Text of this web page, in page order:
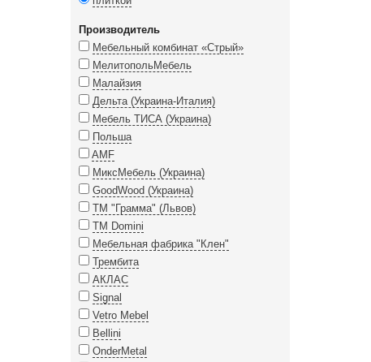
Производитель
Мебельный комбинат «Стрый»
МелитопольМебель
Малайзия
Дельта (Украина-Италия)
Мебель ТИСА (Украина)
Польша
AMF
МиксМебель (Украина)
GoodWood (Украина)
ТМ "Грамма" (Львов)
TM Domini
Мебельная фабрика "Клен"
Трембита
АКЛАС
Signal
Vetro Mebel
Bellini
OnderMetal